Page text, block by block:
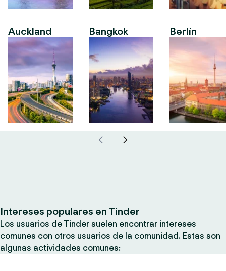
Auckland Bangkok Berlín
Intereses populares en Tinder
Los usuarios de Tinder suelen encontrar intereses
comunes con otros usuarios de la comunidad. Estas son
algunas actividades comunes: